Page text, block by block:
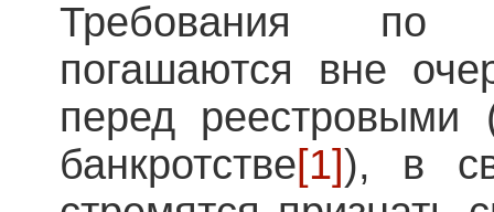
Требования по
погашаются вне
перед
банкротстве[1]), в